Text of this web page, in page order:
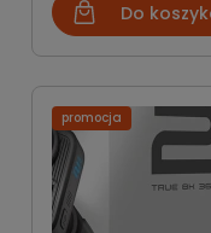
Do
promocja